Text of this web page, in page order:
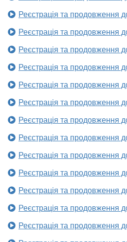
Реєстрація та продовження
Реєстрація та продовження
Реєстрація та продовження
Реєстрація та продовження
Реєстрація та продовження
Реєстрація та продовження
Реєстрація та продовження
Реєстрація та продовження
Реєстрація та продовження
Реєстрація та продовження
Реєстрація та продовження
Реєстрація та продовження
Реєстрація та продовження